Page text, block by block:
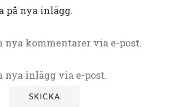
på nya inlägg.
nya kommentarer via e-post.
nya inlägg via e-post.